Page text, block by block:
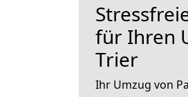
für Ihren
Trier
Ihr Umzug von